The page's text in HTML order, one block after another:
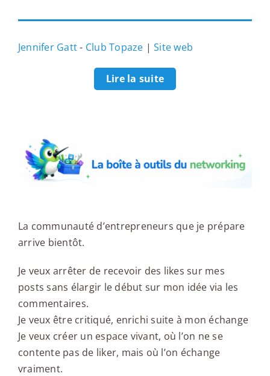
Jennifer Gatt- Club Topaze |Site web
Lire la suite
La communauté d’entrepreneurs que je prépare
arrive bientôt.
Je veux arrêter de recevoir des likes sur mes
posts sans élargir le début sur mon idée via les
commentaires.
Je veux être critiqué, enrichi suite à mon échange
Je veux créer un espace vivant, où l’on ne se
contente pas de liker, mais où l’on échange
vraiment.